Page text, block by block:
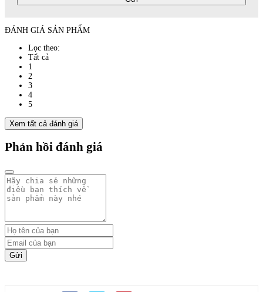
ĐÁNH GIÁ SẢN PHẨM
Lọc theo:
Tất cả
1
2
3
4
5
Xem tất cả đánh giá
Phản hồi đánh giá
Gửi